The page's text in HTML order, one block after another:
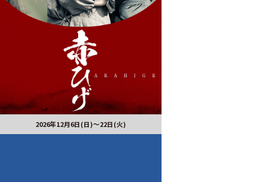
2026年12月6日(日)～22日(火)